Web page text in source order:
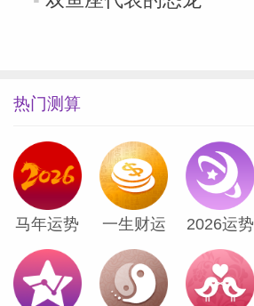
热门测算
马年运势 一生财运 2026运势